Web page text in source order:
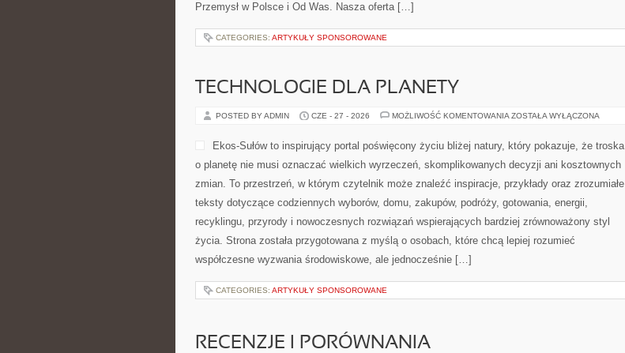
Przemysł w Polsce i Od Was. Nasza oferta […]
CATEGORIES: ARTYKUŁY SPONSOROWANE
TECHNOLOGIE DLA PLANETY
POSTED BY ADMIN CZE - 27 - 2026 MOŻLIWOŚĆ KOMENTOWANIA TECHNOLOGIE
ZOSTAŁA WYŁĄCZONA
Ekos-Sułów to inspirujący portal poświęcony życiu bliżej natury, który pokazuje, że troska
o planetę nie musi oznaczać wielkich wyrzeczeń, skomplikowanych decyzji ani kosztownych
zmian. To przestrzeń, w którym czytelnik może znaleźć inspiracje, przykłady oraz zrozumiałe
teksty dotyczące codziennych wyborów, domu, zakupów, podróży, gotowania, energii,
recyklingu, przyrody i nowoczesnych rozwiązań wspierających bardziej zrównoważony styl
życia. Strona została przygotowana z myślą o osobach, które chcą lepiej rozumieć
współczesne wyzwania środowiskowe, ale jednocześnie […]
CATEGORIES: ARTYKUŁY SPONSOROWANE
RECENZJE I PORÓWNANIA